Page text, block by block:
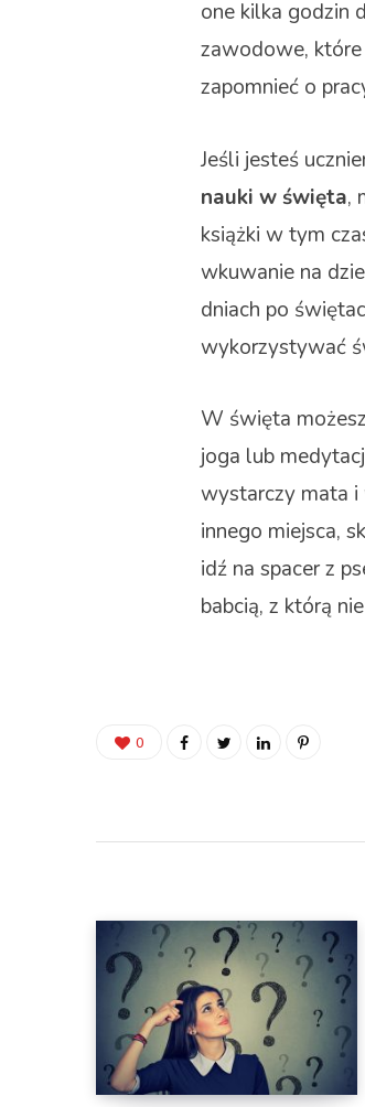
one kilka godzin
zawodowe,
zapomnieć o
Jeśli jesteś
nauki w święta,
książki w tym
wkuwanie na
dniach po
wykorzystywać
W święta
joga lub
wystarczy mata i
innego miejsca,
idź na spacer z
babcią, z którą
0